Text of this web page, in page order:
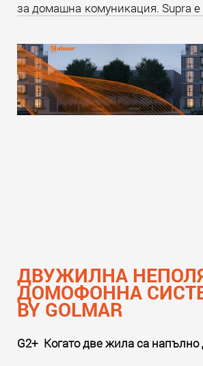
за домашна комуникация. Supra
потребители, така и за
бранша.Прочети още
ДВУЖИЛНА
ДОМОФОННА
BY GOLMAR
G2+ Когато две жила са напълно